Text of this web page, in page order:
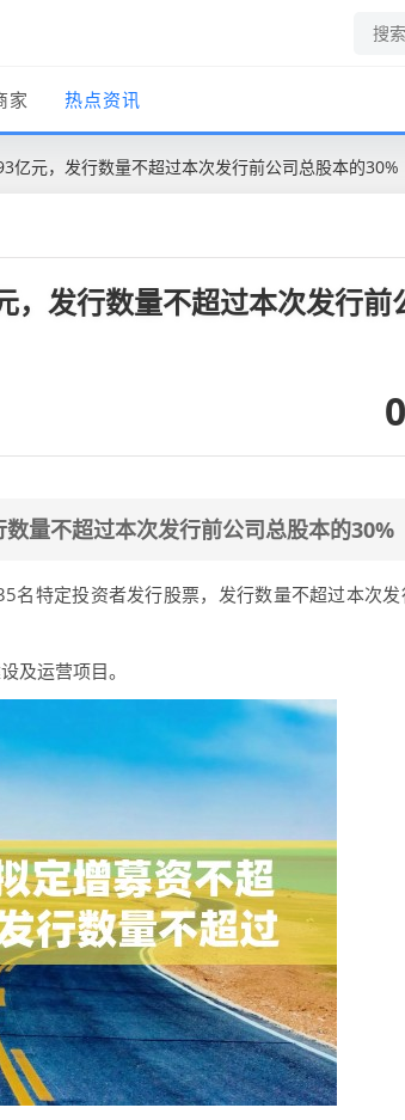
家 热点资讯
亿元，发行数量不超过本次发行前公司总股本的30%
，发行数量不超过本次发行前
量不超过本次发行前公司总股本的30%
名特定投资者发行股票，发行数量不超过本次
及运营项目。